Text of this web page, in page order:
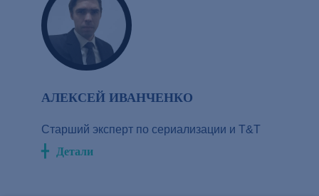
АЛЕКСЕЙ ИВАНЧЕНКО
Старший эксперт по сериализации и Т&Т
Детали